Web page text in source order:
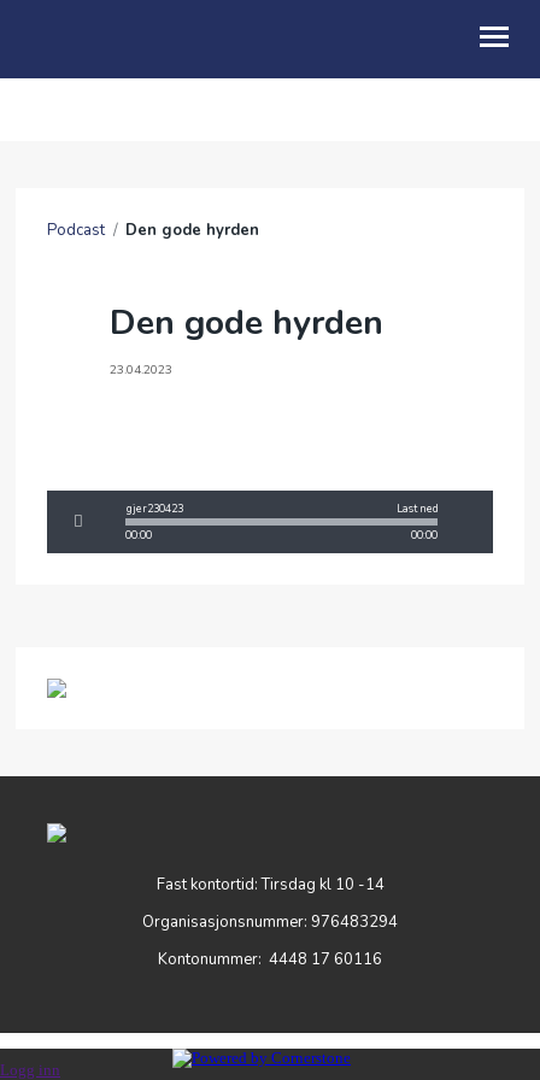
FRIBU
Podcast / Den gode hyrden
Den gode hyrden
23.04.2023
00:00 00:00
gjer230423 Last ned
Fast kontortid: Tirsdag kl 10 -14
Organisasjonsnummer: 976483294
Kontonummer: 4448 17 60116
Logg inn